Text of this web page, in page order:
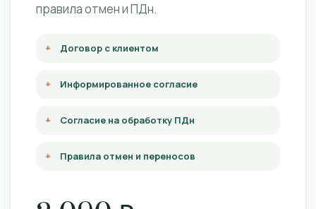
правила отмен и ПДн.
Договор с клиентом
Информированное согласие
Согласие на обработку ПДн
Правила отмен и переносов